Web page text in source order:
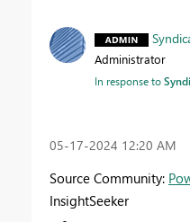
Administrator
In response to
‎05-17-2024 12:20 AM
Source Community:
InsightSeeker